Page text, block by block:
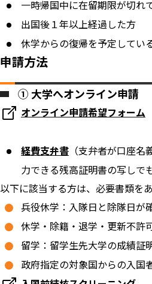
一時帰国中に在留期限が切れ
出国後１年以上経過した方
休学からの復帰を予定してい
申請方法
① 大学へオンライン申請
オンライン申請希望フォーム
経費支弁書 （支弁者が口座
力できる残高証明書の写しで
以下に該当する方は、必要書類を
兵役休学：入隊日と除隊日が
休学・除籍・退学・更新不許
留学：留学生先大学の成績証
政府指定の対象国からの入国